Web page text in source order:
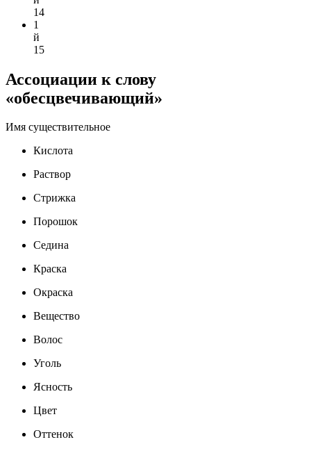
14
1
й
15
Ассоциации к слову
«обесцвечивающий»
Имя существительное
Кислота
Раствор
Стрижка
Порошок
Седина
Краска
Окраска
Вещество
Волос
Уголь
Ясность
Цвет
Оттенок